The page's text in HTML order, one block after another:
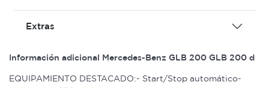
Extras
Información adicional Mercedes-Benz GLB 200 GLB 200 d
EQUIPAMIENTO DESTACADO:- Start/Stop automático-